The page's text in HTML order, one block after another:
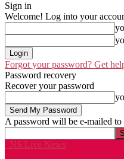
Sign in
Welcome! Log into your
Forgot your password? Get
Password recovery
Recover your password
A password will be e-mailed to
NS Live News